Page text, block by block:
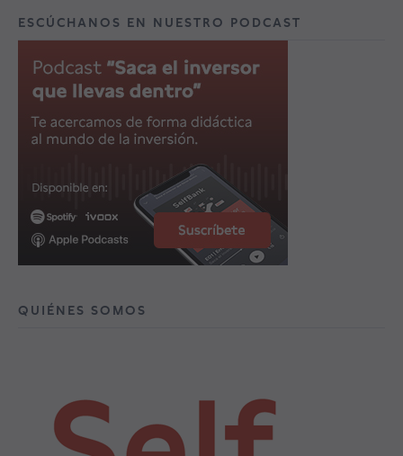
ESCÚCHANOS EN NUESTRO PODCAST
QUIÉNES SOMOS